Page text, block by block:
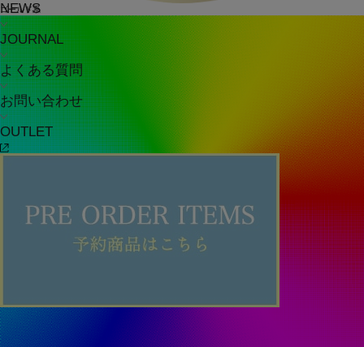
NEWS
JOURNAL
よくある質問
お問い合わせ
OUTLET
ゴールド系